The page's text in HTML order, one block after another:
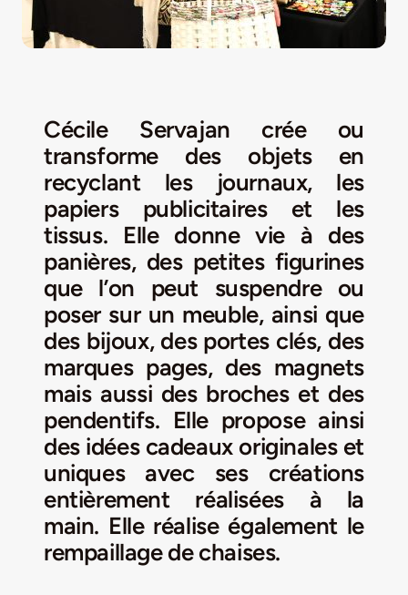
Rechercher:
Nouveau Magazine EnVelay
Jeu concours – Gagnez votre bûche de Noël 2025
Cécile Servajan crée ou
transforme des objets en
recyclant les journaux, les
papiers publicitaires et les
tissus. Elle donne vie à des
panières, des petites figurines
que l’on peut suspendre ou
poser sur un meuble, ainsi que
des bijoux, des portes clés, des
marques pages, des magnets
mais aussi des broches et des
pendentifs. Elle propose ainsi
des idées cadeaux originales et
uniques avec ses créations
entièrement réalisées à la
main. Elle réalise également le
rempaillage de chaises.